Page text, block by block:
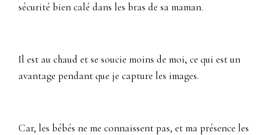
sécurité bien calé dans les bras de sa maman.
Il est au chaud et se soucie moins de moi, ce qui est un
avantage pendant que je capture les images.
Car, les bébés ne me connaissent pas, et ma présence les